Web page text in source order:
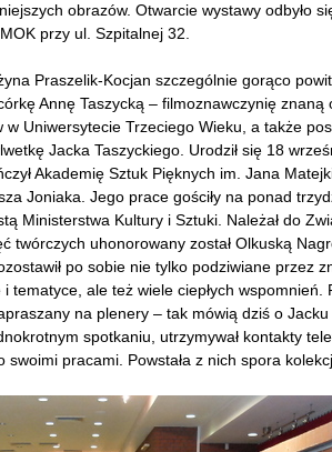
obrazów. Otwarcie wystawy odbyło
przy ul. Szpitalnej 32.
Praszelik-Kocjan szczególnie gorąco
Annę Taszycką – filmoznawczynię znaną
w Uniwersytecie Trzeciego Wieku, a także
Jacka Taszyckiego. Urodził się 18
Akademię Sztuk Pięknych im. Jana
Joniaka. Jego prace gościły na ponad
Ministerstwa Kultury i Sztuki. Należał do
twórczych uhonorowany został Olkuską
po sobie nie tylko podziwiane przez
ale też wiele ciepłych wspomnień.
na plenery – tak mówią dziś o Jacku
spotkaniu, utrzymywał kontakty
pracami. Powstała z nich spora